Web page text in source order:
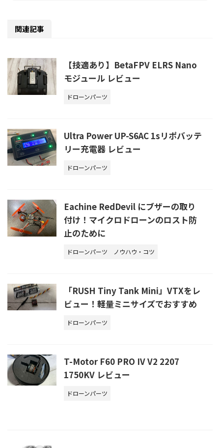
関連記事
【技適あり】BetaFPV ELRS Nano
モジュール レビュー
ドローンパーツ
Ultra Power UP-S6AC 1sリポバッテ
リー充電器 レビュー
ドローンパーツ
Eachine RedDevil にブザーの取り
付け！マイクロドローンのロスト防
止のために
ドローンパーツ ノウハウ・コツ
「RUSH Tiny Tank Mini」VTXをレ
ビュー！軽量ミニサイズでおすすめ
ドローンパーツ
T-Motor F60 PRO IV V2 2207
1750KV レビュー
ドローンパーツ